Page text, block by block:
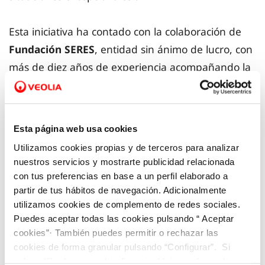
Esta página web usa cookies
Utilizamos cookies propias y de terceros para analizar
nuestros servicios y mostrarte publicidad relacionada
con tus preferencias en base a un perfil elaborado a
partir de tus hábitos de navegación. Adicionalmente
utilizamos cookies de complemento de redes sociales.
Puedes aceptar todas las cookies pulsando “ Aceptar
cookies”· También puedes permitir o rechazar las
cookies de forma granular pulsando “Configurar”. Si
Esta iniciativa ha contado con la colaboración de
Fundación SERES, entidad sin ánimo de lucro, con
más de diez años de experiencia acompañando la
transformación de las empresas e impulsando su
liderazgo ante los retos sociales. Para la
sociales locales, como Cruz Roja, Cáritas, COCEMFE
y ONCE para conocer su visión, trabajar
conjuntamente y ofrecerles canales de atención
preferente para la anticipación y resolución de
gestiones de personas en situación de
vulnerabilidad identificando las barreras digitales,
de comprensión, de accesibilidad o económicas
que puedan tener.